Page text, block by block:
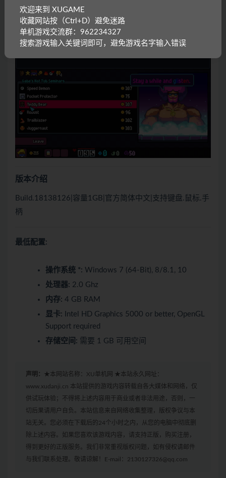
版本介绍
Build.18138126|容量1GB|官方简体中文|支持键盘.鼠标.手
柄
最低配置:
操作系统 *: Windows 7 (64-Bit), 8/8.1, 10
处理器: 2.0 Ghz
内存: 4 GB RAM
显卡: Intel HD Graphics 5000 or better, OpenGL
Support required
存储空间: 需要 1 GB 可用空间
声明： ★本网站名称：XU单机网 ★本站永久网址：
www.xudanji.cn 本站提供的游戏内容转载自各大媒体和网络，仅
供试玩体验；不得将上述内容用于商业或者非法用途，否则，一
切后果请用户自负。本站信息来自网络收集整理，版权争议与本
站无关。您必须在下载后的24个小时之内，从您的电脑中彻底删
除上述内容。如果您喜欢该游戏内容，请支持正版，购买注册，
得到更好的正版服务。我们非常重视版权问题，如有侵权请邮件
与我们联系处理。敬请谅解！E-mail：2130127326@qq.com
欢迎来到 XUGAME
收藏网站按（Ctrl+D）避免迷路
单机游戏交流群：962234327
搜索游戏输入关键词即可，避免游戏名字输入错误